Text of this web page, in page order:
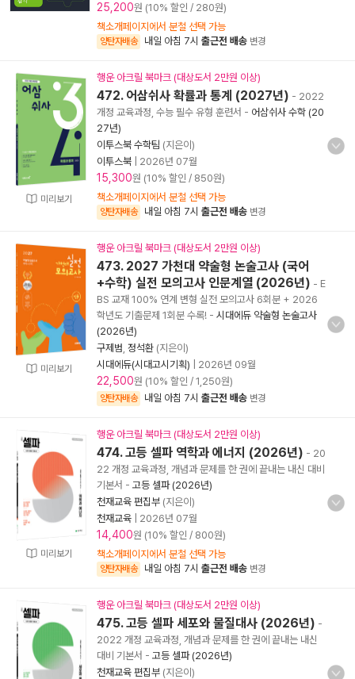
25,200원 (10% 할인 / 280원)
책소개페이지에서 분철 선택 가능
양탄자배송 내일 아침 7시 출근전 배송 변경
미리보기
행운 아크릴 북마크 (대상도서 2만원 이상)
472. 어삼쉬사 확률과 통계 (2027년) - 2022
개정 교육과정, 수능 필수 유형 훈련서 - 어삼쉬사 수학 (20
27년)
이투스북 수학팀 (지은이)
이투스북
2026년 07월
15,300원 (10% 할인 / 850원)
책소개페이지에서 분철 선택 가능
양탄자배송 내일 아침 7시 출근전 배송 변경
미리보기
행운 아크릴 북마크 (대상도서 2만원 이상)
473. 2027 가천대 약술형 논술고사 (국어
+수학) 실전 모의고사 인문계열 (2026년) - E
BS 교재 100% 연계 변형 실전 모의고사 6회분 + 2026
학년도 기출문제 1회분 수록! - 시대에듀 약술형 논술고사
(2026년)
구제범 정석환 (지은이)
시대에듀(시대고시기획)
2026년 09월
22,500원 (10% 할인 / 1,250원)
양탄자배송 내일 아침 7시 출근전 배송 변경
미리보기
행운 아크릴 북마크 (대상도서 2만원 이상)
474. 고등 셀파 역학과 에너지 (2026년) - 20
22 개정 교육과정, 개념과 문제를 한 권에 끝내는 내신 대비
기본서 - 고등 셀파 (2026년)
천재교육 편집부 (지은이)
천재교육
2026년 07월
14,400원 (10% 할인 / 800원)
책소개페이지에서 분철 선택 가능
양탄자배송 내일 아침 7시 출근전 배송 변경
행운 아크릴 북마크 (대상도서 2만원 이상)
475. 고등 셀파 세포와 물질대사 (2026년) -
2022 개정 교육과정, 개념과 문제를 한 권에 끝내는 내신
대비 기본서 - 고등 셀파 (2026년)
천재교육 편집부 (지은이)